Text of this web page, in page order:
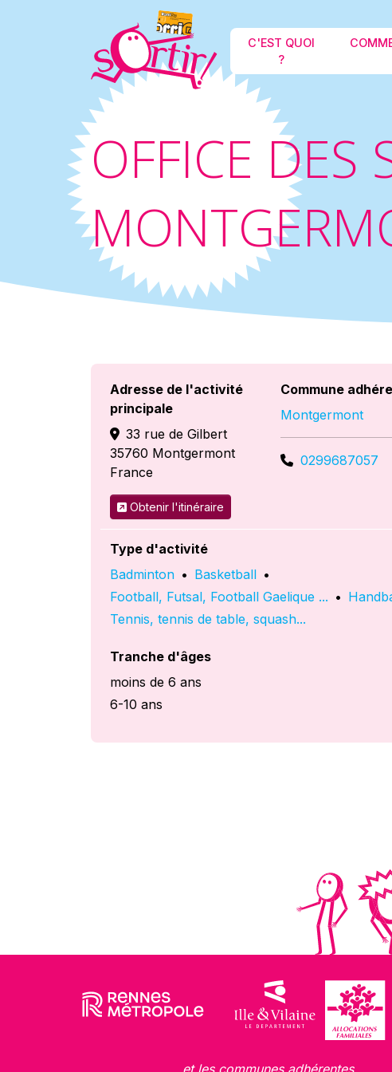
C'EST QUOI
?
OFFICE DES
Adresse de l'activité
principale
33 rue de Gilbert
35760 Montgermont
France
Obtenir l'itinéraire
Commune
Montgermont
0299687057
Type d'activité
Badminton • Basketball •
Football, Futsal, Football Gaelique ... •
Tennis, tennis de table, squash...
Tranche d'âges
moins de 6 ans
6-10 ans